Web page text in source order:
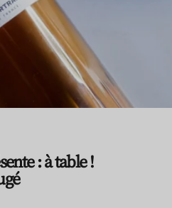
: à table !